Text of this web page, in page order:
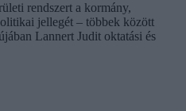
rendszert a kormány,
jellegét – többek között
Lannert Judit oktatási és